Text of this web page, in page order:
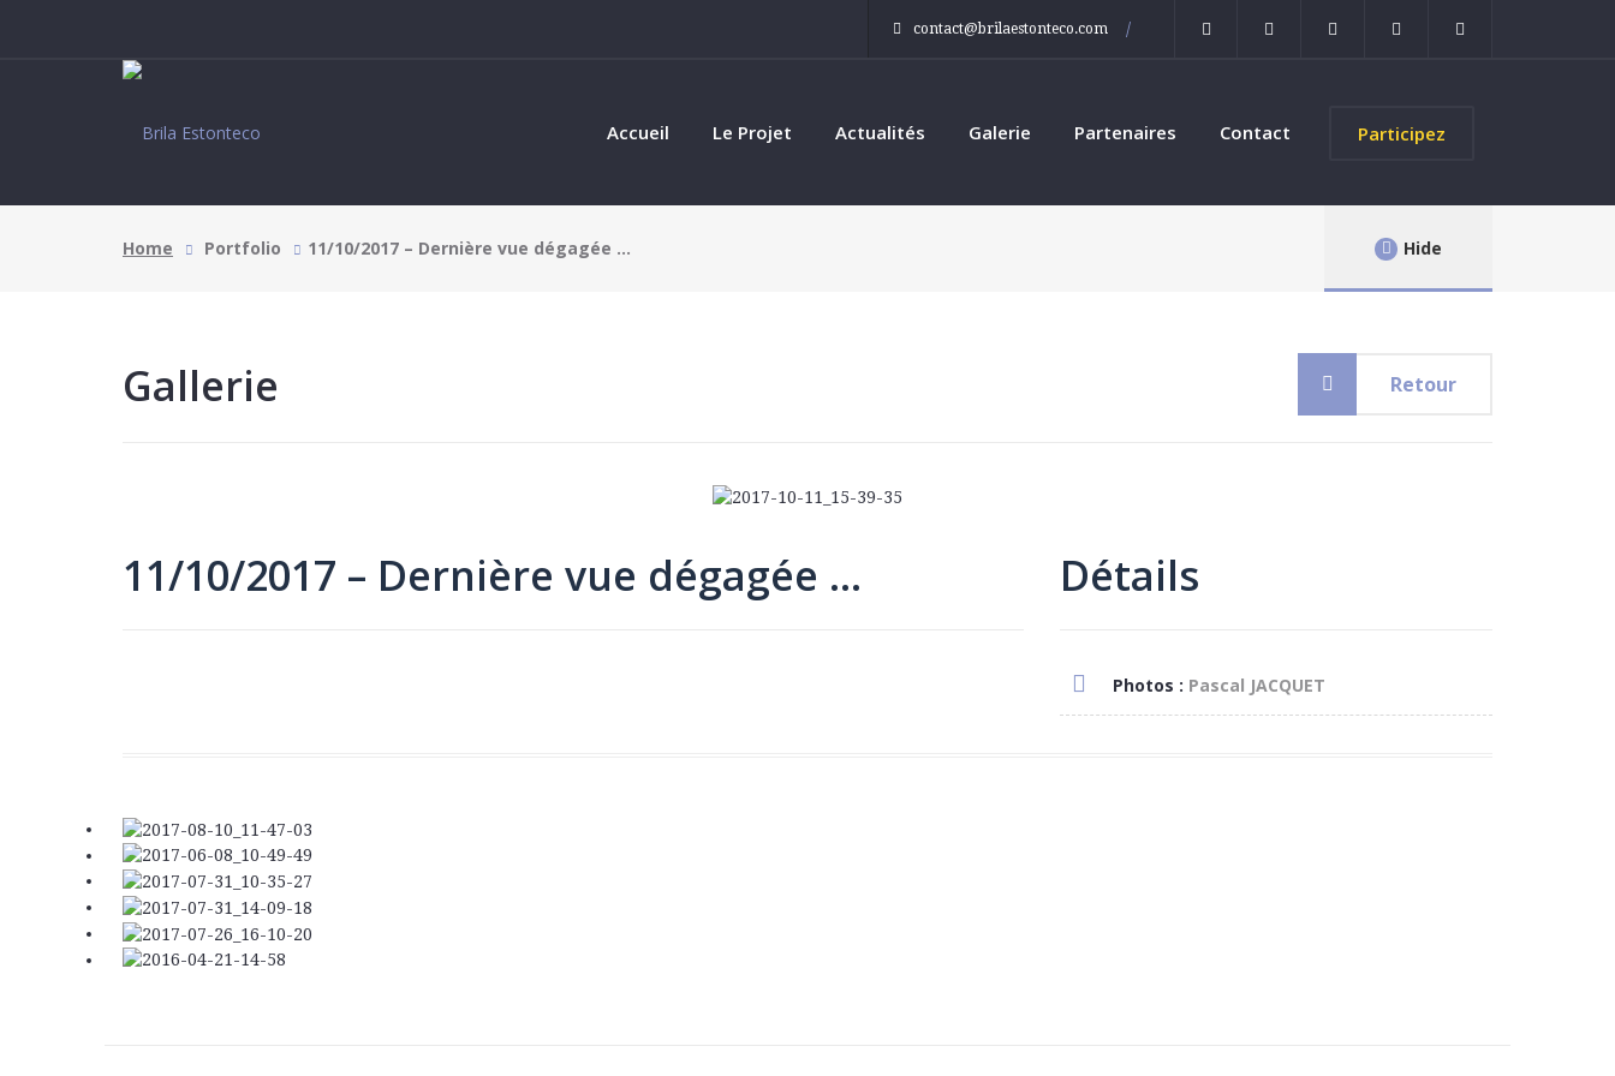
contact@brilaestonteco.com /
Accueil Le Projet Actualités Galerie Partenaires Contact Participez
Home Portfolio 11/10/2017 – Dernière vue dégagée … Hide
Gallerie Retour
11/10/2017 – Dernière vue dégagée … Détails
Photos : Pascal JACQUET